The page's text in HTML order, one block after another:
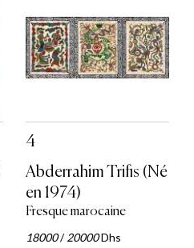
4
Abderrahim Trifis (Né
en 1974)
Fresque marocaine
18000/20000Dhs